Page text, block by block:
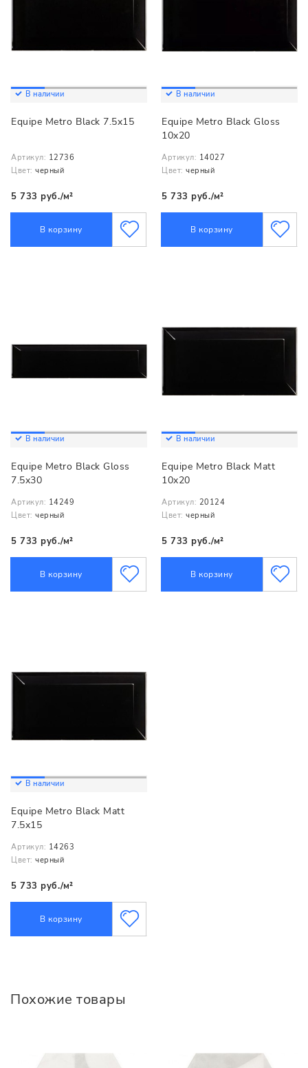
В наличии
Equipe Metro Black 7.5x15
Артикул: 12736
Цвет: черный
5 733 руб./м²
В корзину
В наличии
Equipe Metro Black Gloss
10x20
Артикул: 14027
Цвет: черный
5 733 руб./м²
В корзину
В наличии
Equipe Metro Black Gloss
7.5x30
Артикул: 14249
Цвет: черный
5 733 руб./м²
В корзину
В наличии
Equipe Metro Black Matt
10x20
Артикул: 20124
Цвет: черный
5 733 руб./м²
В корзину
В наличии
Equipe Metro Black Matt
7.5x15
Артикул: 14263
Цвет: черный
5 733 руб./м²
В корзину
Похожие товары